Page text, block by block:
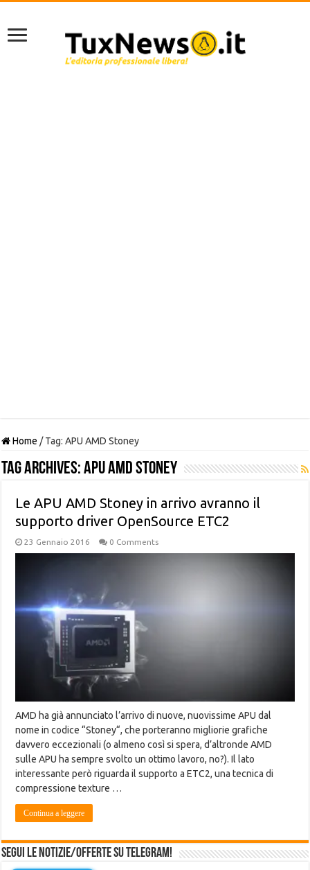
Home / Tag:APU AMD Stoney
Tag Archives:APU AMD Stoney
Le APU AMD Stoney in arrivo avranno il
supporto driver OpenSource ETC2
23 Gennaio 2016 0 Comments
AMD ha già annunciato l’arrivo di nuove, nuovissime APU dal
nome in codice “Stoney“, che porteranno migliorie grafiche
davvero eccezionali (o almeno così si spera, d’altronde AMD
sulle APU ha sempre svolto un ottimo lavoro, no?). Il lato
interessante però riguarda il supporto a ETC2, una tecnica di
compressione texture …
Continua a leggere
Segui le notizie/offerte su Telegram!